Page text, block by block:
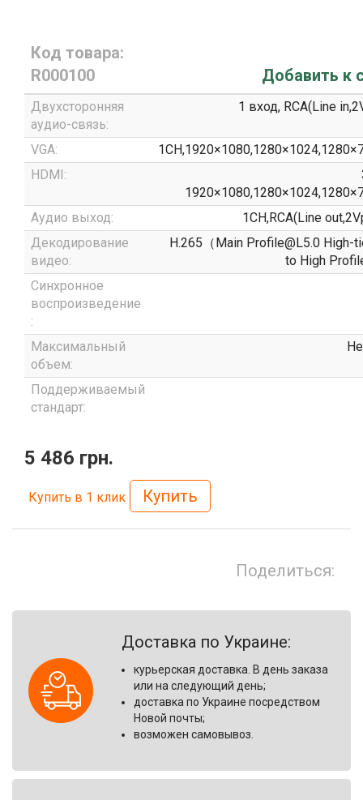
Код товара:
R000100
Добавить к
Двухсторонняя
аудио-связь:
1 вход, RCA(Line
VGA:
HDMI:
Аудио выход:
1CH,RCA(Line
Декодирование
видео:
H.265（Main Profile@L5.0 High-
to High
Синхронное
воспроизведение
:
Максимальный
объем:
Поддерживаемый
стандарт:
5 486 грн.
Купить в 1 клик Купить
Поделиться:
Доставка по Украине:
курьерская доставка. В день заказа
или на следующий день;
доставка по Украине посредством
Новой почты;
возможен самовывоз.